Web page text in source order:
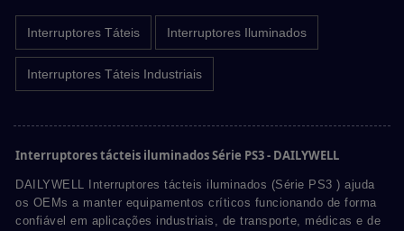
Interruptores Táteis Interruptores Iluminados
Interruptores Táteis Industriais
Interruptores tácteis iluminados Série PS3 - DAILYWELL
DAILYWELL Interruptores tácteis iluminados (Série PS3 ) ajuda
os OEMs a manter equipamentos críticos funcionando de forma
confiável em aplicações industriais, de transporte, médicas e de